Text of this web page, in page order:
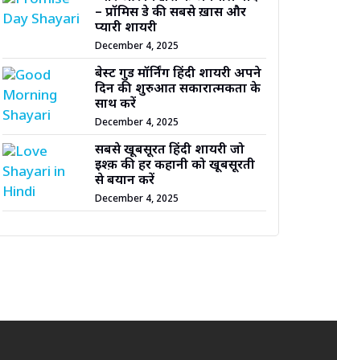
– प्रॉमिस डे की सबसे ख़ास और
प्यारी शायरी
December 4, 2025
बेस्ट गुड मॉर्निंग हिंदी शायरी अपने
दिन की शुरुआत सकारात्मकता के
साथ करें
December 4, 2025
सबसे खूबसूरत हिंदी शायरी जो
इश्क़ की हर कहानी को खूबसूरती
से बयान करें
December 4, 2025